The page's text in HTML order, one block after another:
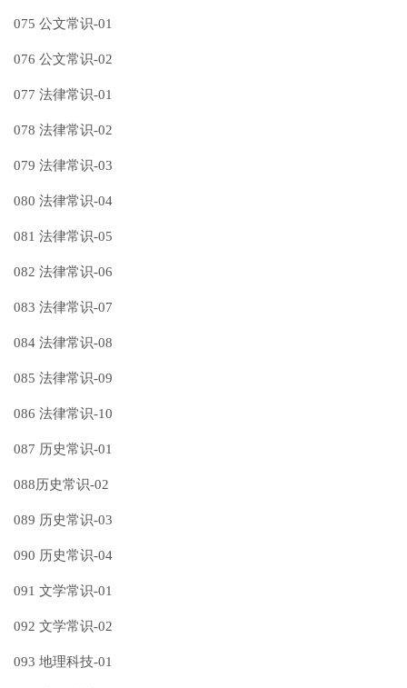
075 公文常识-01
076 公文常识-02
077 法律常识-01
078 法律常识-02
079 法律常识-03
080 法律常识-04
081 法律常识-05
082 法律常识-06
083 法律常识-07
084 法律常识-08
085 法律常识-09
086 法律常识-10
087 历史常识-01
088历史常识-02
089 历史常识-03
090 历史常识-04
091 文学常识-01
092 文学常识-02
093 地理科技-01